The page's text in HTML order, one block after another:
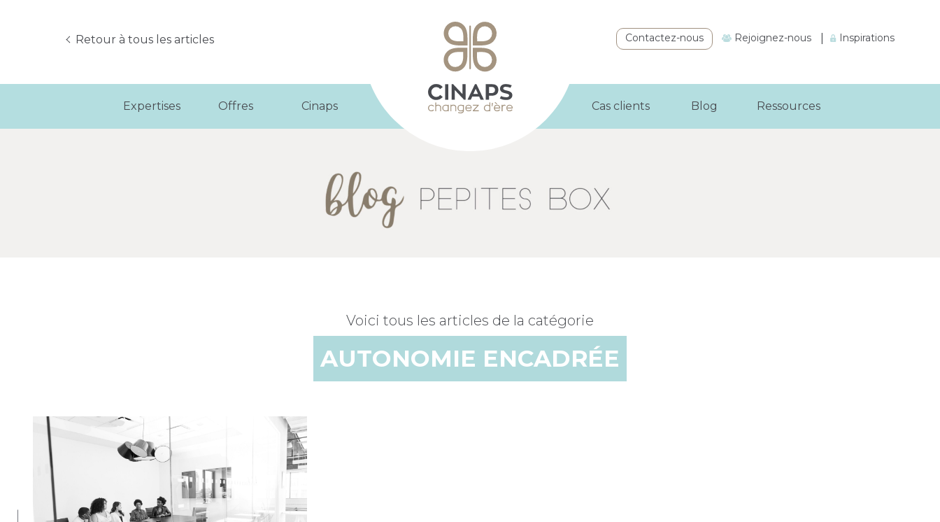
Contactez-nous Rejoignez-nous Inspirations
Expertises Offres Cinaps Cas clients Blog Ressources
Retour à tous les articles
Voici tous les articles de la catégorie
AUTONOMIE ENCADRÉE